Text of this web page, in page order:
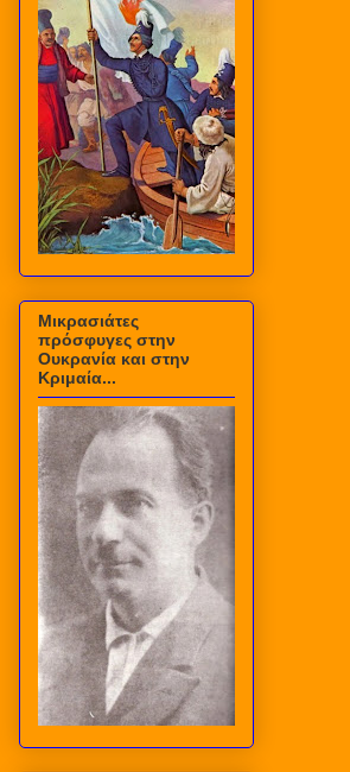
Μικρασιάτες
πρόσφυγες στην
Ουκρανία και στην
Κριμαία...